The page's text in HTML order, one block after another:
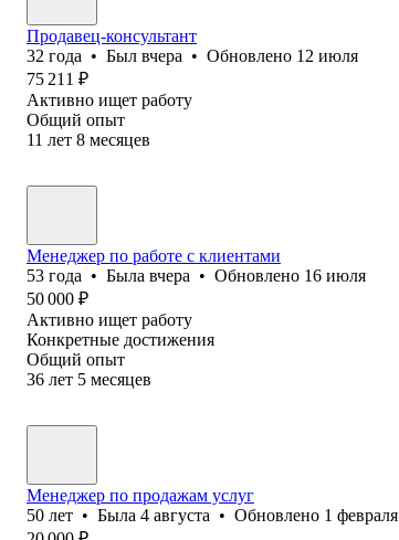
Продавец-консультант
32 года • Был вчера • Обновлено 12 июля
75 211 ₽
Активно ищет работу
Общий опыт
11 лет 8 месяцев
Менеджер по работе с клиентами
53 года • Была вчера • Обновлено 16 июля
50 000 ₽
Активно ищет работу
Конкретные достижения
Общий опыт
36 лет 5 месяцев
Менеджер по продажам услуг
50 лет • Была 4 августа • Обновлено 1 февраля